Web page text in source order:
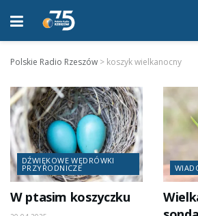
Polskie Radio Rzeszów > koszyk wielkanocny
DŹWIĘKOWE WĘDRÓWKI
PRZYRODNICZE
W ptasim koszyczku